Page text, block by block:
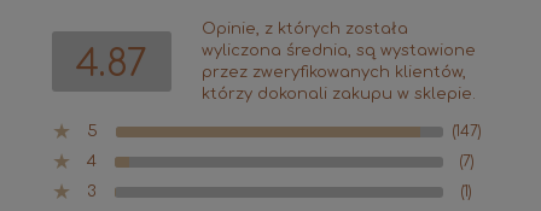
4.87
Opinie, z których została
wyliczona średnia, są wystawione
przez zweryfikowanych klientów,
którzy dokonali zakupu w sklepie.
5
(147)
4
(7)
3
(1)